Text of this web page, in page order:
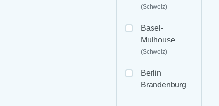
(Schweiz)
Basel-
Mulhouse
(Schweiz)
Berlin
Brandenburg